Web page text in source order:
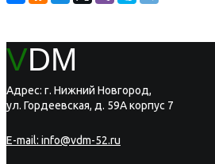
VDM
Адрес: г. Нижний Новгород,
ул. Гордеевская, д. 59А корпус 7
E-mail: info@vdm-52.ru